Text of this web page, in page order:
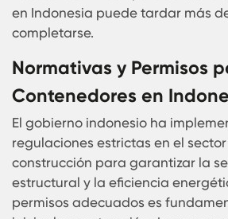
construcciones tradicionales,
una opción atractiva para
vivienda moderna y asequible.
Ejemplos de precios en
Casa contenedor
pies): Desde IDR
Casa mediana (2
Desde IDR 400,000,000 -